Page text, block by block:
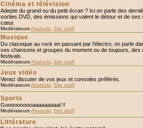
Cinéma et télévision
Adepte du grand ou du petit écran ? Ici on parle des
sorties DVD, des émissions qui valent le détour et de ses
cœur.
ModérateursAkatsuki Site staff
Musique
Du classique au rock en passant par l'électro, on parle
ses chansons et groupes du moment ou de toujours, des
festivals.
ModérateursAkatsuki Site staff
Jeux vidéo
Venez discuter de vos jeux et consoles préférés.
ModérateursAkatsuki Site staff
Sports
Goooooooooaaaaaaaaal !!
ModérateursAkatsuki Site staff
Littérature